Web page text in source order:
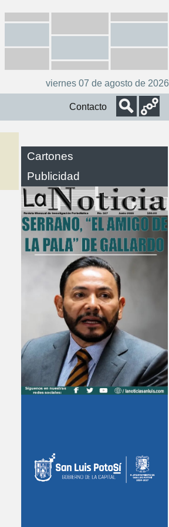
viernes 07 de agosto de 2026
Contacto
Cartones
Publicidad